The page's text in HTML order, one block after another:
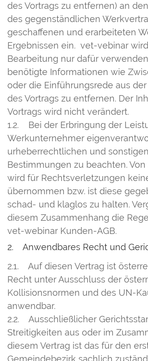
des Vortrags zu entfernen) an
des gegenständlichen
geschaffenen und erarbeiteten
Ergebnissen ein. vet-vebinar
Bearbeitung nur dafür
benötigte Informationen wie
oder die Einführungsrede aus
des Vortrags zu entfernen. Der
Vortrags wird nicht verändert.
1.2. Bei der Erbringung der
Werkunternehmer
urheberrechtlichen und
Bestimmungen zu beachten.
wird für Rechtsverletzungen
übernommen bzw. ist diese
schad- und klaglos zu halten.
diesem Zusammenhang die
vet-webinar Kunden-AGB.
2. Anwendbares Recht und
2.1. Auf diesen Vertrag ist
Recht unter Ausschluss der
Kollisionsnormen und des UN-
anwendbar.
2.2. Ausschließlicher
Streitigkeiten aus oder im
diesem Vertrag ist das für den
Gemeindebezirk sachlich